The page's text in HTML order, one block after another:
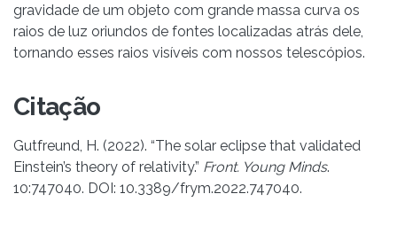
gravidade de um objeto com grande massa curva os
raios de luz oriundos de fontes localizadas atrás dele,
tornando esses raios visíveis com nossos telescópios.
Citação
Gutfreund, H. (2022). “The solar eclipse that validated
Einstein’s theory of relativity.” Front. Young Minds.
10:747040. DOI: 10.3389/frym.2022.747040.